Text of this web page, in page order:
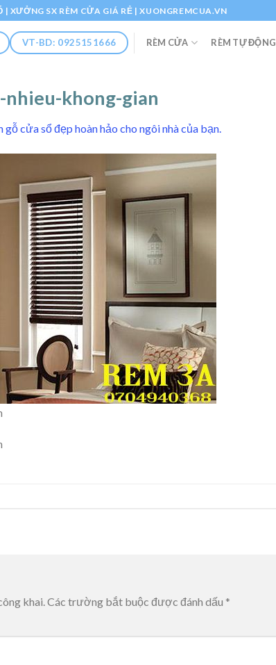
XƯỞNG SX RÈM CỬA GIÁ RẺ | XUONGREMCUA.VN
VT-BD: 0925151666 RÈM CỬA RÈM TỰ ĐỘNG
nhieu-khong-gian
gỗ cửa sổ đẹp hoàn hảo cho ngôi nhà của bạn.
khai.Các trường bắt buộc được đánh dấu *